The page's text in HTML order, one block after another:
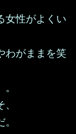
女性がよくい
わがままを笑